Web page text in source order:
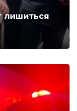
лишиться